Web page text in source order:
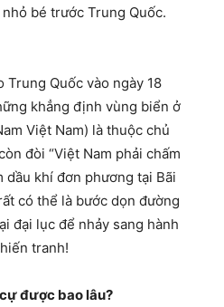
bé trước Trung Quốc.
Trung Quốc vào ngày 18
khẳng định vùng biển ở
Việt Nam) là thuộc chủ
đòi “Việt Nam phải chấm
khí đơn phương tại Bãi
có thể là bước dọn đường
đại lục để nhảy sang hành
tranh!
được bao lâu?